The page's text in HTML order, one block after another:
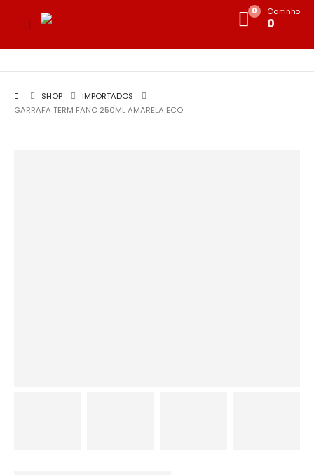
0 Carrinho
0
SHOP
IMPORTADOS
GARRAFA TERM FANO 250ML AMARELA ECO